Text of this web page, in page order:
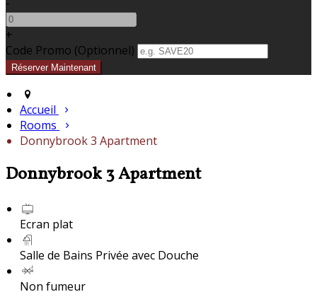
+
Code Promo (Optionnel)
Accueil
Rooms
Donnybrook 3 Apartment
Donnybrook 3 Apartment
Ecran plat
Salle de Bains Privée avec Douche
Non fumeur